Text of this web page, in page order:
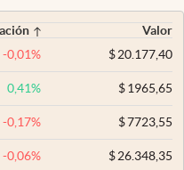
Valor
-0,01% $20.177,40
0,41% $1965,65
-0,17% $7723,55
-0,06% $26.348,35